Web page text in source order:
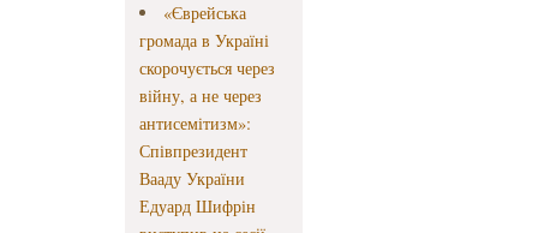
«Єврейська
громада в Україні
скорочується через
війну, а не через
антисемітизм»:
Співпрезидент
Вааду України
Едуард Шифрін